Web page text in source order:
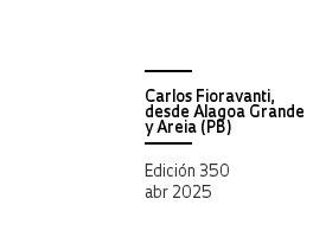
Carlos Fioravanti,
desde Alagoa Grande
y Areia (PB)
Edición 350
abr 2025